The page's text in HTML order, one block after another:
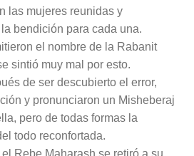
las mujeres reunidas y
bendición para cada una.
el nombre de la Rabanit
sintió muy mal por esto.
de ser descubierto el error,
y pronunciaron un Misheberaj
pero de todas formas la
todo reconfortada.
Rebe Maharash se retiró a su